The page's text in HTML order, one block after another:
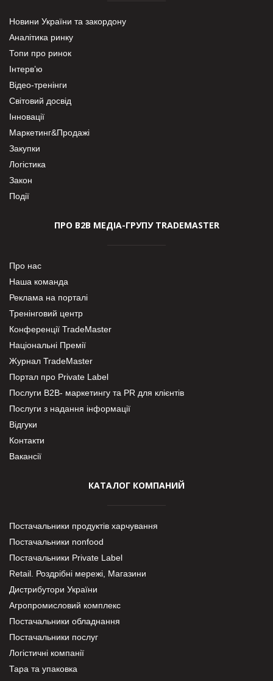
Новини України та закордону
Аналітика ринку
Топи про ринок
Інтерв’ю
Відео-тренінги
Світовий досвід
Інновації
Маркетинг&Продажі
Закупки
Логістика
Закон
Події
ПРО В2В МЕДІА-ГРУПУ TRADEMASTER
Про нас
Наша команда
Реклама на порталі
Тренінговий центр
Конференції TradeMaster
Національні Премії
Журнал TradeMaster
Портал про Private Label
Послуги В2В- маркетингу та PR для клієнтів
Послуги з надання інформації
Відгуки
Контакти
Вакансії
КАТАЛОГ КОМПАНИЙ
Постачальники продуктів харчування
Постачальники nonfood
Постачальники Private Label
Retail. Роздрібні мережі, Магазини
Дистрибутори України
Агропромисловий комплекс
Постачальники обладнання
Постачальники послуг
Логістичні компанії
Тара та упаковка